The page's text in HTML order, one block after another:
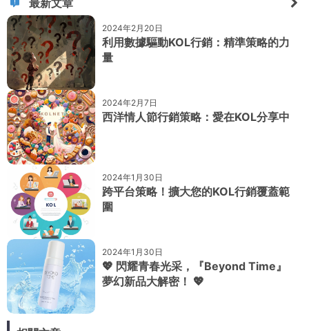
最新文章
2024年2月20日
利用數據驅動KOL行銷：精準策略的力
量
2024年2月7日
西洋情人節行銷策略：愛在KOL分享中
2024年1月30日
跨平台策略！擴大您的KOL行銷覆蓋範
圍
2024年1月30日
💖 閃耀青春光采，『Beyond Time』
夢幻新品大解密！ 💖